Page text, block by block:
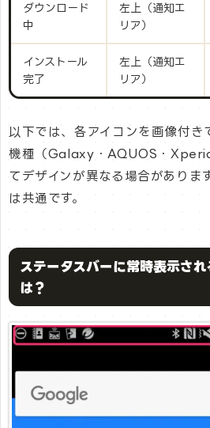
ダウンロード
中
左上（通知エ
リア）
インストール
完了
左上（通知エ
リア）
以下では、各アイコンを画像付き
機種（Galaxy・AQUOS・
てデザインが異なる場合がありま
は共通です。
ステータスバーに常時表示さ
は？